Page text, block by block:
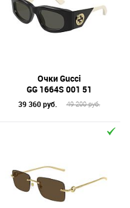
Очки Gucci
GG 1664S 001 51
39 360 руб. 49 200 руб.